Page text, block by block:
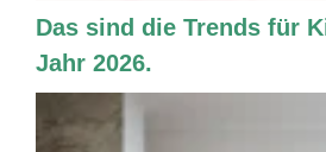
Das sind die Trends für
Jahr 2026.